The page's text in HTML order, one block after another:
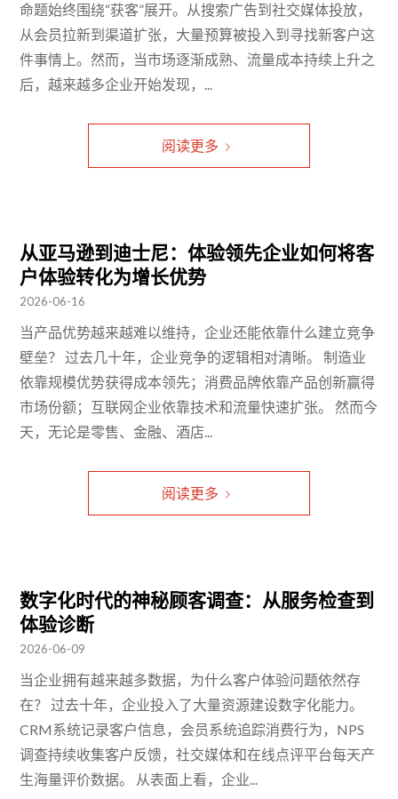
命题始终围绕“获客”展开。从搜索广告到社交媒体投放，
从会员拉新到渠道扩张，大量预算被投入到寻找新客户这
件事情上。然而，当市场逐渐成熟、流量成本持续上升之
后，越来越多企业开始发现，...
阅读更多
从亚马逊到迪士尼：体验领先企业如何将客
户体验转化为增长优势
2026-06-16
当产品优势越来越难以维持，企业还能依靠什么建立竞争
壁垒？ 过去几十年，企业竞争的逻辑相对清晰。 制造业
依靠规模优势获得成本领先；消费品牌依靠产品创新赢得
市场份额；互联网企业依靠技术和流量快速扩张。 然而今
天，无论是零售、金融、酒店...
阅读更多
数字化时代的神秘顾客调查：从服务检查到
体验诊断
2026-06-09
当企业拥有越来越多数据，为什么客户体验问题依然存
在？ 过去十年，企业投入了大量资源建设数字化能力。
CRM系统记录客户信息，会员系统追踪消费行为，NPS
调查持续收集客户反馈，社交媒体和在线点评平台每天产
生海量评价数据。 从表面上看，企业...